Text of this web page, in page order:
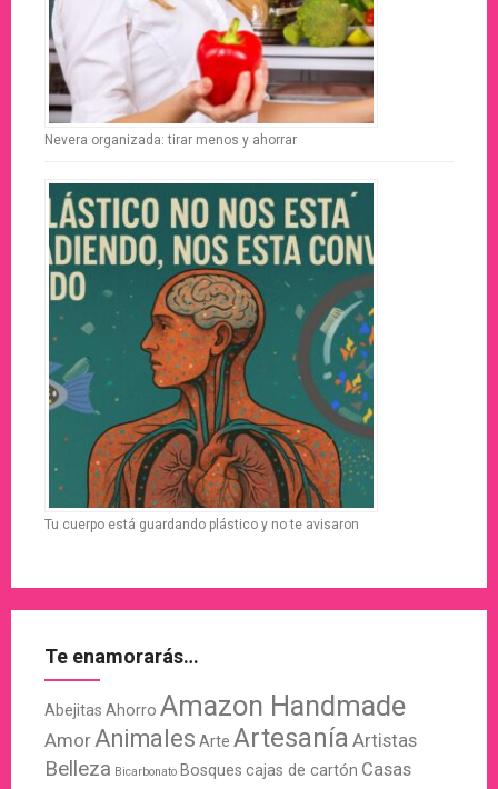
Nevera organizada: tirar menos y ahorrar
Tu cuerpo está guardando plástico y no te avisaron
Te enamorarás…
Abejitas Ahorro Amazon Handmade
Amor Animales Arte Artesanía Artistas
Belleza Bicarbonato Bosques cajas de cartón Casas